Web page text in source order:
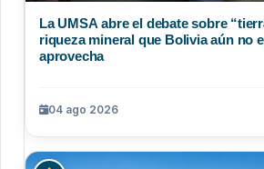
La UMSA abre el debate sobre
riqueza mineral que Bolivia aún no
aprovecha
04 ago 2026